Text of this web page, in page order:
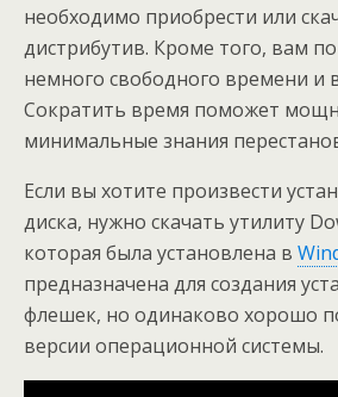
необходимо приобрести или
дистрибутив. Кроме того, вам
немного свободного времени и
Сократить время поможет
минимальные знания
Если вы хотите произвести
диска, нужно скачать утилиту
которая была установлена в
предназначена для создания
флешек, но одинаково хорошо
версии операционной системы.